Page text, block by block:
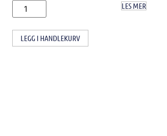
LEGG I HANDLEKURV
LES MER